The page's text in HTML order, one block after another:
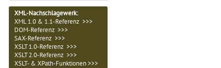
XML-Nachschlagewerk:
XML 1.0 & 1.1-Referenz >>>
DOM-Referenz >>>
SAX-Referenz >>>
XSLT 1.0-Referenz >>>
XSLT 2.0-Referenz >>>
XSLT- & XPath-Funktionen >>>